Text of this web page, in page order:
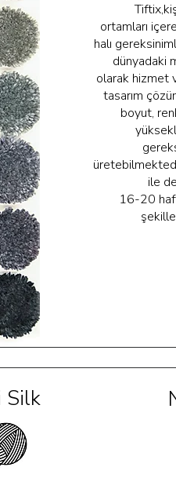
ortamları
halı
dünyadaki
olarak hizmet
tasarım
boyut,
ile
16-20
Silk